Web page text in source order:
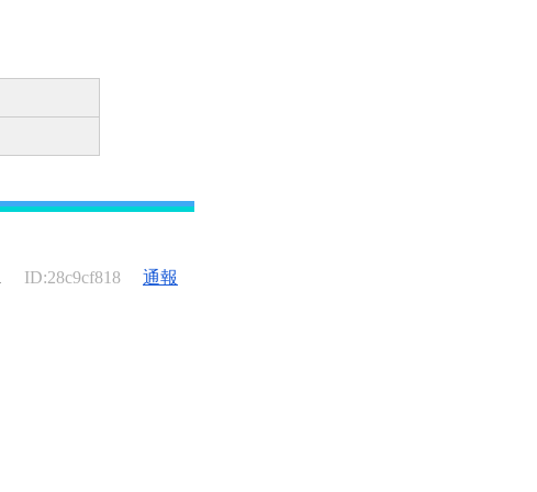
ID:28c9cf818 通報